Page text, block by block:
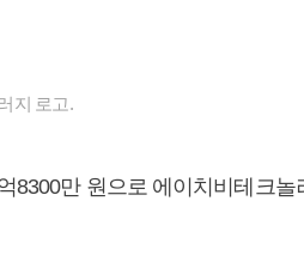
지 로고.
8300만 원으로 에이치비테크